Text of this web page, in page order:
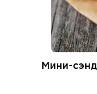
Мини-